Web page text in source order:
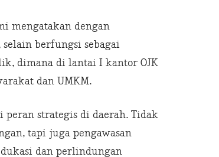
mengatakan dengan
berfungsi sebagai
dimana di lantai I kantor OJK
dan UMKM.
strategis di daerah. Tidak
tapi juga pengawasan
dan perlindungan